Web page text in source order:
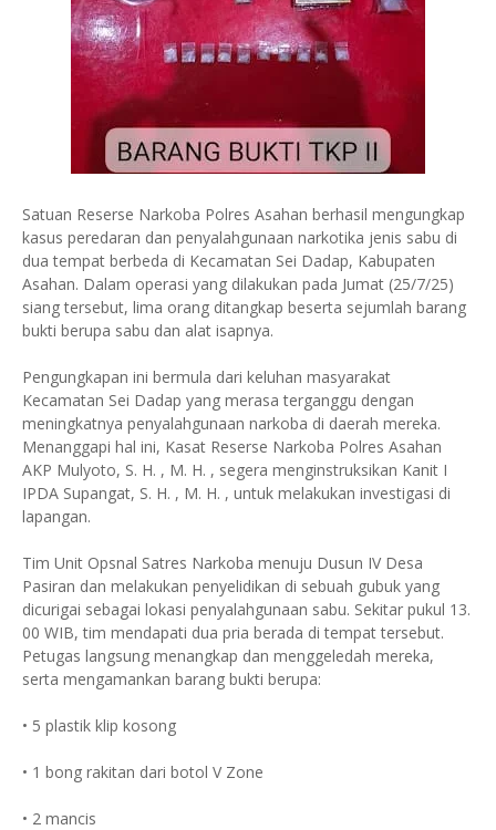
Satuan Reserse Narkoba Polres Asahan berhasil mengungkap
kasus peredaran dan penyalahgunaan narkotika jenis sabu di
dua tempat berbeda di Kecamatan Sei Dadap, Kabupaten
Asahan. Dalam operasi yang dilakukan pada Jumat (25/7/25)
siang tersebut, lima orang ditangkap beserta sejumlah barang
bukti berupa sabu dan alat isapnya.
Pengungkapan ini bermula dari keluhan masyarakat
Kecamatan Sei Dadap yang merasa terganggu dengan
meningkatnya penyalahgunaan narkoba di daerah mereka.
Menanggapi hal ini, Kasat Reserse Narkoba Polres Asahan
AKP Mulyoto, S. H. , M. H. , segera menginstruksikan Kanit I
IPDA Supangat, S. H. , M. H. , untuk melakukan investigasi di
lapangan.
Tim Unit Opsnal Satres Narkoba menuju Dusun IV Desa
Pasiran dan melakukan penyelidikan di sebuah gubuk yang
dicurigai sebagai lokasi penyalahgunaan sabu. Sekitar pukul 13.
00 WIB, tim mendapati dua pria berada di tempat tersebut.
Petugas langsung menangkap dan menggeledah mereka,
serta mengamankan barang bukti berupa:
• 5 plastik klip kosong
• 1 bong rakitan dari botol V Zone
• 2 mancis